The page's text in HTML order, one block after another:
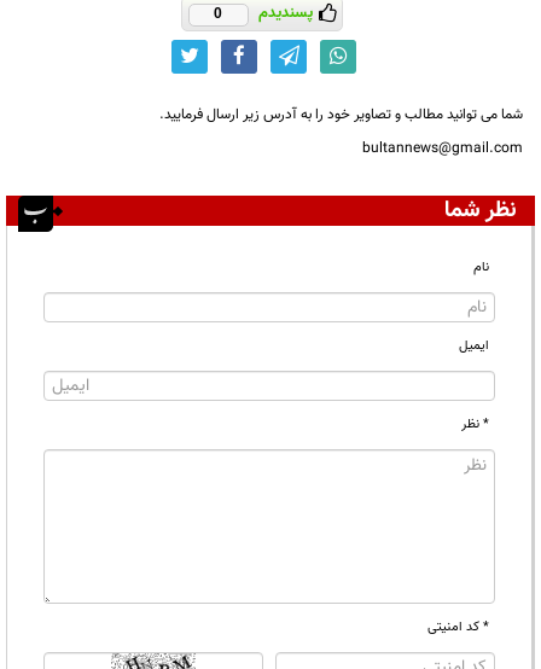
پسندیدم 0
شما می توانید مطالب و تصاویر خود را به آدرس زیر ارسال فرمایید.
bultannews@gmail.com
نظر شما
نام
ایمیل
* نظر
* کد امنیتی